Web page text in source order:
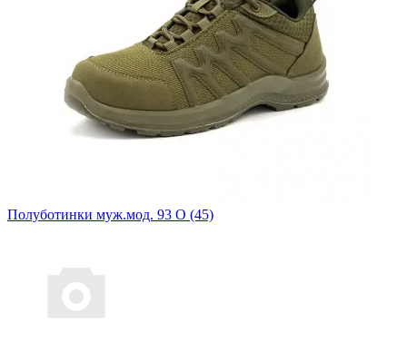
Полуботинки муж.мод. 93 О (45)